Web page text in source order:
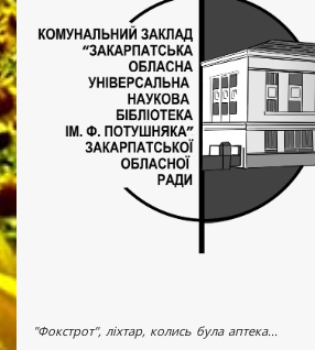
"Фокстрот", ліхтар, колись була аптека...